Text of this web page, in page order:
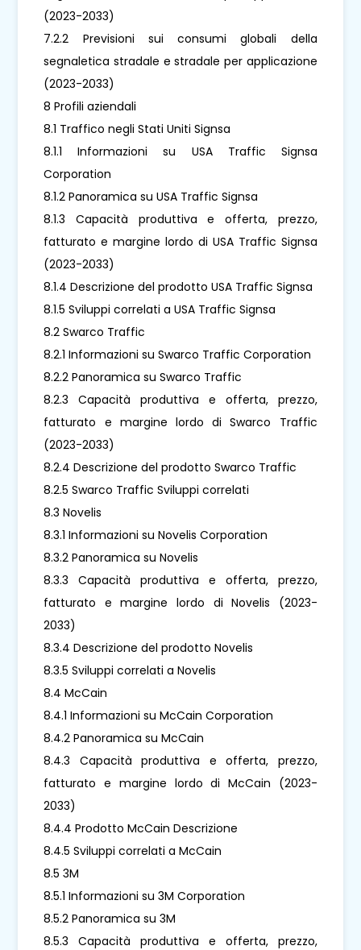
(2023-2033)
7.2.2 Previsioni sui consumi globali della
segnaletica stradale e stradale per applicazione
(2023-2033)
8 Profili aziendali
8.1 Traffico negli Stati Uniti Signsa
8.1.1 Informazioni su USA Traffic Signsa
Corporation
8.1.2 Panoramica su USA Traffic Signsa
8.1.3 Capacità produttiva e offerta, prezzo,
fatturato e margine lordo di USA Traffic Signsa
(2023-2033)
8.1.4 Descrizione del prodotto USA Traffic Signsa
8.1.5 Sviluppi correlati a USA Traffic Signsa
8.2 Swarco Traffic
8.2.1 Informazioni su Swarco Traffic Corporation
8.2.2 Panoramica su Swarco Traffic
8.2.3 Capacità produttiva e offerta, prezzo,
fatturato e margine lordo di Swarco Traffic
(2023-2033)
8.2.4 Descrizione del prodotto Swarco Traffic
8.2.5 Swarco Traffic Sviluppi correlati
8.3 Novelis
8.3.1 Informazioni su Novelis Corporation
8.3.2 Panoramica su Novelis
8.3.3 Capacità produttiva e offerta, prezzo,
fatturato e margine lordo di Novelis (2023-
2033)
8.3.4 Descrizione del prodotto Novelis
8.3.5 Sviluppi correlati a Novelis
8.4 McCain
8.4.1 Informazioni su McCain Corporation
8.4.2 Panoramica su McCain
8.4.3 Capacità produttiva e offerta, prezzo,
fatturato e margine lordo di McCain (2023-
2033)
8.4.4 Prodotto McCain Descrizione
8.4.5 Sviluppi correlati a McCain
8.5 3M
8.5.1 Informazioni su 3M Corporation
8.5.2 Panoramica su 3M
8.5.3 Capacità produttiva e offerta, prezzo,